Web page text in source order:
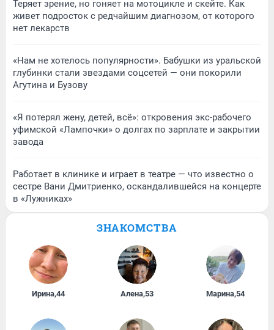
Теряет зрение, но гоняет на мотоцикле и скейте. Как
живет подросток с редчайшим диагнозом, от которого
нет лекарств
«Нам не хотелось популярности». Бабушки из уральской
глубинки стали звездами соцсетей — они покорили
Агутина и Бузову
«Я потерял жену, детей, всё»: откровения экс-рабочего
уфимской «Лампочки» о долгах по зарплате и закрытии
завода
Работает в клинике и играет в театре — что известно о
сестре Вани Дмитриенко, оскандалившейся на концерте
в «Лужниках»
ЗНАКОМСТВА
Ирина,44 Алена,53 Марина,54